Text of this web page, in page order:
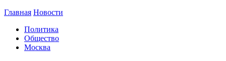
Главная Новости
Политика
Общество
Москва